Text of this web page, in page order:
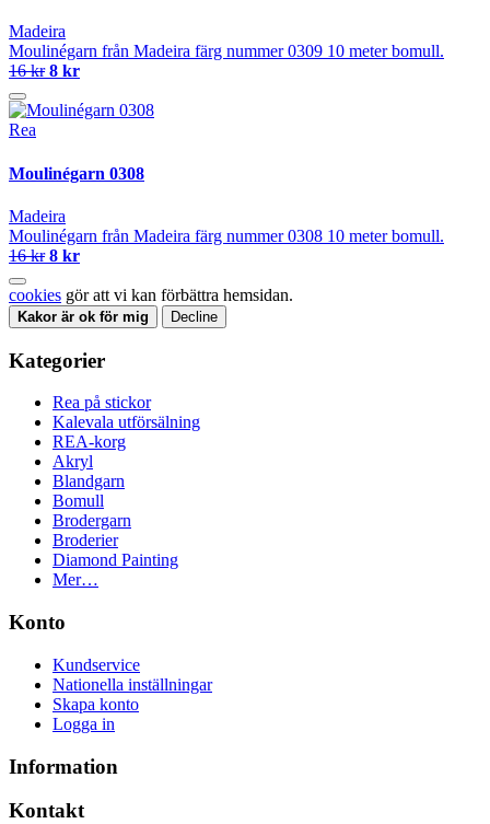
Madeira
Moulinégarn från Madeira färg nummer 0309 10 meter bomull.
16 kr 8 kr
Rea
Moulinégarn 0308
Madeira
Moulinégarn från Madeira färg nummer 0308 10 meter bomull.
16 kr 8 kr
cookies gör att vi kan förbättra hemsidan.
Kakor är ok för mig Decline
Kategorier
Rea på stickor
Kalevala utförsälning
REA-korg
Akryl
Blandgarn
Bomull
Brodergarn
Broderier
Diamond Painting
Mer…
Konto
Kundservice
Nationella inställningar
Skapa konto
Logga in
Information
Kontakt